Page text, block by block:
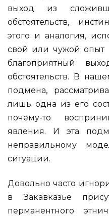
выход из
обстоятельств,
этого и аналогия,
свой или чужой опыт
благоприятный
обстоятельств. В
подмена,
лишь одна из его
почему-то
явления. И эта
неправильному
ситуации.
Довольно часто
в Закавказье
перманентного